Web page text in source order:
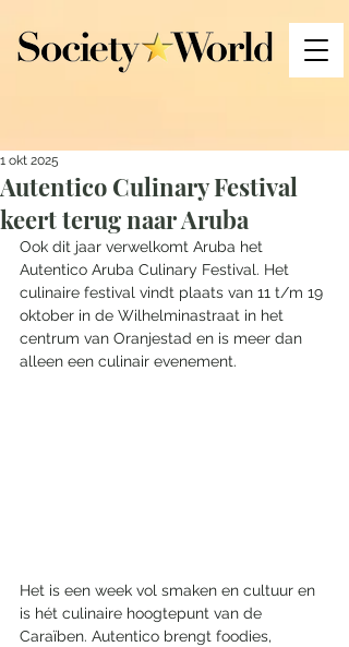
Autentico Culinary Festival
keert terug naar Aruba
1 okt 2025
Ook dit jaar verwelkomt Aruba het
Autentico Aruba Culinary Festival. Het
culinaire festival vindt plaats van 11 t/m 19
oktober in de Wilhelminastraat in het
centrum van Oranjestad en is meer dan
alleen een culinair evenement.
Het is een week vol smaken en cultuur en
is hét culinaire hoogtepunt van de
Caraïben. Autentico brengt foodies,